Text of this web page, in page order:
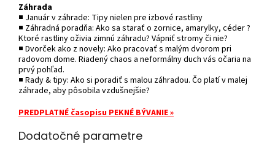
Záhrada
■ Január v záhrade: Tipy nielen pre izbové rastliny
■ Záhradná poradňa: Ako sa starať o zornice, amarylky, céder ?
Ktoré rastliny oživia zimnú záhradu? Vápniť stromy či nie?
■ Dvorček ako z novely: Ako pracovať s malým dvorom pri
radovom dome. Riadený chaos a neformálny duch vás očaria na
prvý pohľad.
■ Rady & tipy: Ako si poradiť s malou záhradou. Čo platí v malej
záhrade, aby pôsobila vzdušnejšie?
PREDPLATNÉ časopisu PEKNÉ BÝVANIE »
Dodatočné parametre